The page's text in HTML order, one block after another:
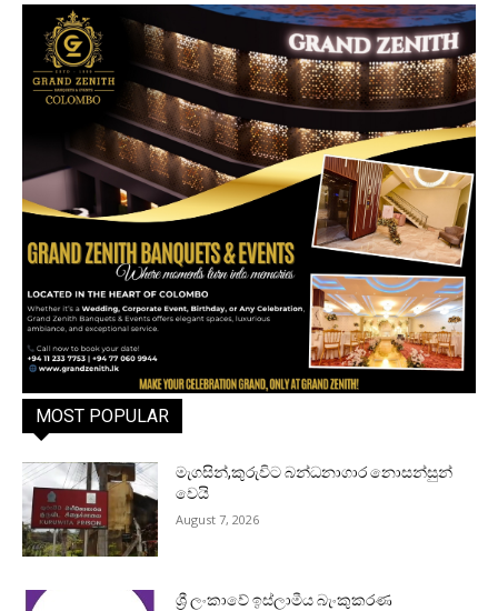
MOST POPULAR
මැගසින්,කුරුවිට බන්ධනාගාර නොසන්සුන්
වෙයි
August 7, 2026
ශ්‍රී ලංකාවේ ඉස්ලාමීය බැංකුකරණ